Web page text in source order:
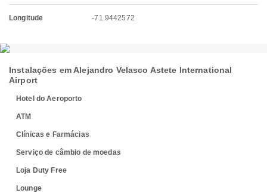
Longitude -71.9442572
Instalações em Alejandro Velasco Astete International
Airport
Hotel do Aeroporto
ATM
Clínicas e Farmácias
Serviço de câmbio de moedas
Loja Duty Free
Lounge